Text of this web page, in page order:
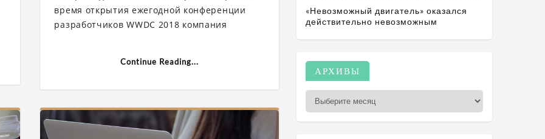
12″
время открытия ежегодной конференции
разработчиков WWDC 2018 компания
Continue Reading...
«Невозможный двигатель» оказался
действительно невозможным
АРХИВЫ
в